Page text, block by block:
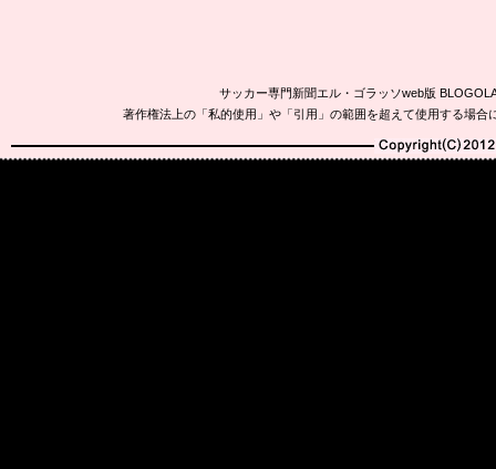
サッカー専門新聞エル・ゴラッソweb版
著作権法上の「私的使用」や「引用」の範囲を超えて使用する場
Copyright(C)2010-